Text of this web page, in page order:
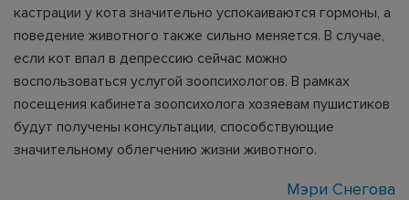
кастрации у кота значительно успокаиваются гормоны, а
поведение животного также сильно меняется. В случае,
если кот впал в депрессию сейчас можно
воспользоваться услугой зоопсихологов. В рамках
посещения кабинета зоопсихолога хозяевам пушистиков
будут получены консультации, способствующие
значительному облегчению жизни животного.
Мэри Снегова